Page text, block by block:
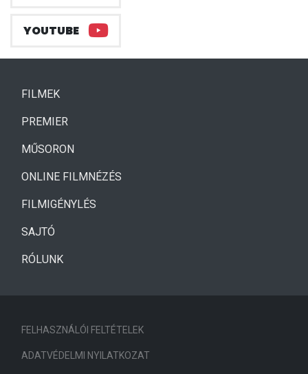
YOUTUBE
FILMEK(CURRENT)
PREMIER
MŰSORON
ONLINE FILMNÉZÉS
FILMIGÉNYLÉS
SAJTÓ
RÓLUNK
FELHASZNÁLÓI FELTÉTELEK
ADATVÉDELMI NYILATKOZAT